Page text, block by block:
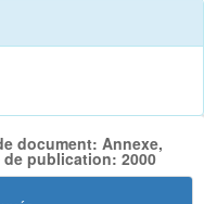
document: Annexe,
publication: 2000